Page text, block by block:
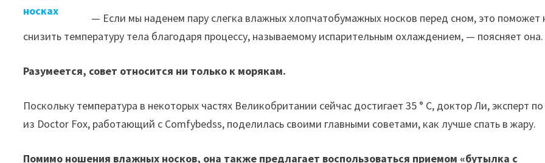
носках
— Если мы наденем пару слегка влажных хлопчатобумажных носков перед сном, это поможет
снизить температуру тела благодаря процессу, называемому испарительным охлаждением, — поясняет она.
Разумеется, совет относится ни только к морякам.
Поскольку температура в некоторых частях Великобритании сейчас достигает 35 ° C, доктор Ли, эксперт по
из Doctor Fox, работающий с Comfybedss, поделилась своими главными советами, как лучше спать в жару.
Помимо ношения влажных носков, она также предлагает воспользоваться приемом «бутылка с